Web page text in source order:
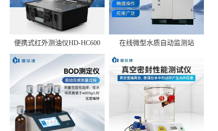
便携式红外测油仪HD-HC600 在线微型水质自动监测站